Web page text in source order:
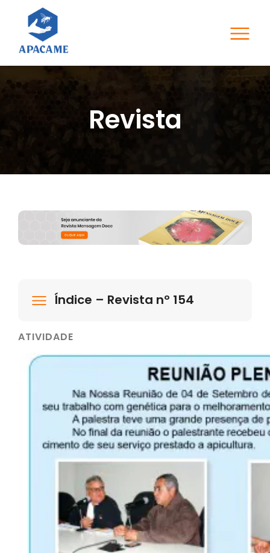
Revista
Índice – Revista nº 154
ATIVIDADE